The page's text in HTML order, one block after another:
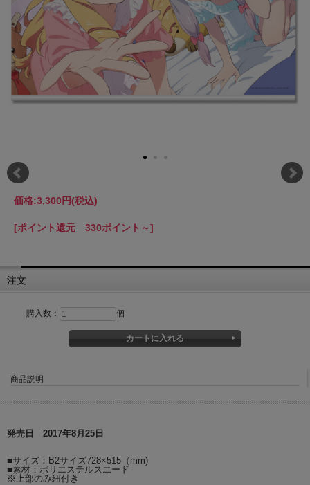
価格:3,300円(税込)
[ポイント還元 330ポイント～]
注文
購入数： 個
商品説明
発売日 2017年8月25日
■サイズ：B2サイズ728×515（mm)
■素材：ポリエステルスエード
※上部のみ紐付き